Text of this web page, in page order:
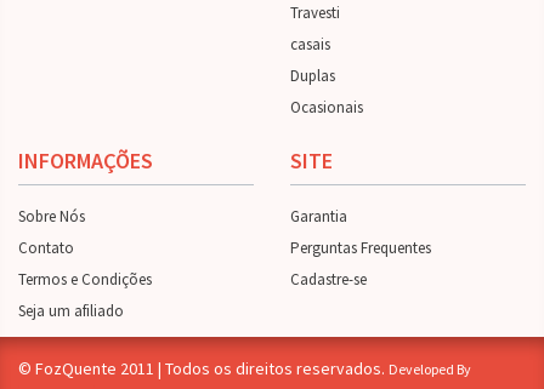
Travesti
casais
Duplas
Ocasionais
INFORMAÇÕES
Sobre Nós
Contato
Termos e Condições
Seja um afiliado
SITE
Garantia
Perguntas Frequentes
Cadastre-se
© FozQuente 2011 | Todos os direitos reservados. Developed By